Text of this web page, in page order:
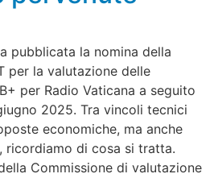
pubblicata la nomina della
per la valutazione delle
per Radio Vaticana a seguito
2025. Tra vincoli tecnici
economiche, ma anche
ricordiamo di cosa si tratta.
Commissione di valutazione